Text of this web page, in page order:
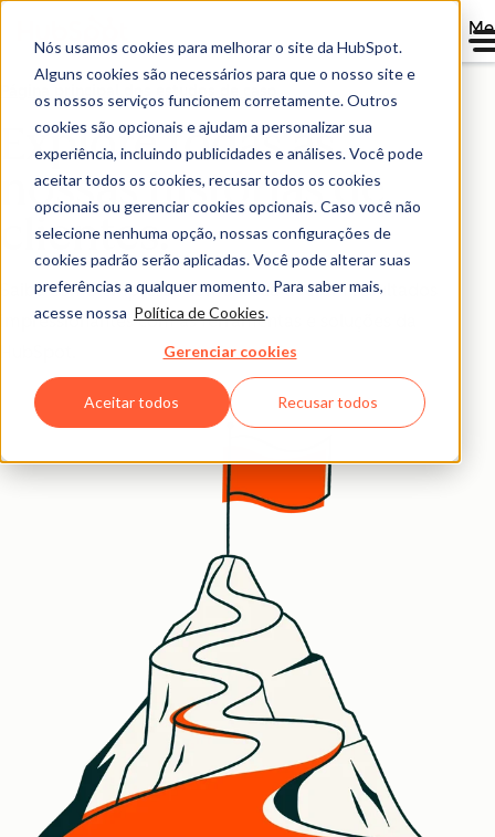
Nós usamos cookies para melhorar o site da HubSpot.
Alguns cookies são necessários para que o nosso site e
os nossos serviços funcionem corretamente. Outros
cookies são opcionais e ajudam a personalizar sua
experiência, incluindo publicidades e análises. Você pode
aceitar todos os cookies, recusar todos os cookies
opcionais ou gerenciar cookies opcionais. Caso você não
selecione nenhuma opção, nossas configurações de
cookies padrão serão aplicadas. Você pode alterar suas
preferências a qualquer momento. Para saber mais,
acesse nossa Política de Cookies.
Gerenciar cookies
Aceitar todos Recusar todos
Página principal dos estudos de caso
Explore todas as
nossas histórias de
clientes.
Saiba como empresas como a sua tiveram resultados
impressionantes com as ferramentas e soluções da